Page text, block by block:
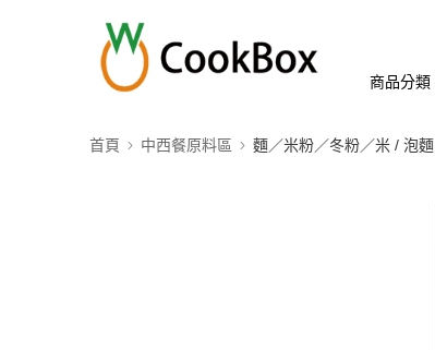
商品分類
首頁 中西餐原料區 麵／米粉／冬粉／米 / 泡麵